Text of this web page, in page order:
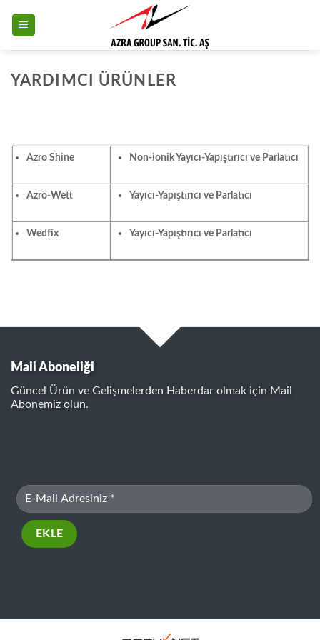
YARDIMCI ÜRÜNLER
Azro Shine Non-ionik Yayıcı-Yapıştırıcı ve Parlatıcı
Azro-Wett Yayıcı-Yapıştırıcı ve Parlatıcı
Wedfix Yayıcı-Yapıştırıcı ve Parlatıcı
Mail Aboneliği
Güncel Ürün ve Gelişmelerden Haberdar olmak için Mail
Abonemiz olun.